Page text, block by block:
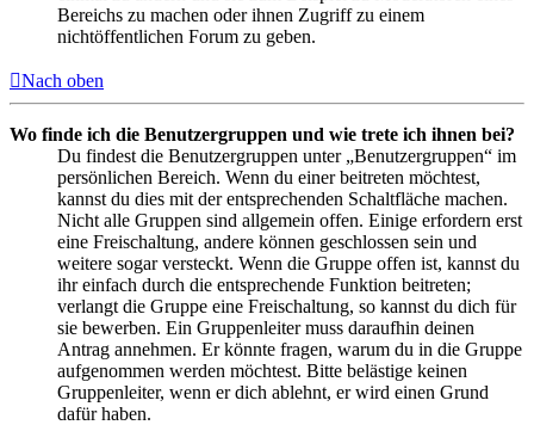
Bereichs zu machen oder ihnen Zugriff zu einem
nichtöffentlichen Forum zu geben.
Nach oben
Wo finde ich die Benutzergruppen und wie trete ich ihnen bei?
Du findest die Benutzergruppen unter „Benutzergruppen“ im
persönlichen Bereich. Wenn du einer beitreten möchtest,
kannst du dies mit der entsprechenden Schaltfläche machen.
Nicht alle Gruppen sind allgemein offen. Einige erfordern erst
eine Freischaltung, andere können geschlossen sein und
weitere sogar versteckt. Wenn die Gruppe offen ist, kannst du
ihr einfach durch die entsprechende Funktion beitreten;
verlangt die Gruppe eine Freischaltung, so kannst du dich für
sie bewerben. Ein Gruppenleiter muss daraufhin deinen
Antrag annehmen. Er könnte fragen, warum du in die Gruppe
aufgenommen werden möchtest. Bitte belästige keinen
Gruppenleiter, wenn er dich ablehnt, er wird einen Grund
dafür haben.